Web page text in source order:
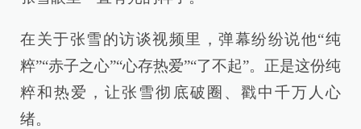
在关于张雪的访谈视频里，弹幕纷纷说他“纯
粹”“赤子之心”“心存热爱”“了不起”。正是这份纯
粹和热爱，让张雪彻底破圈、戳中千万人心
绪。